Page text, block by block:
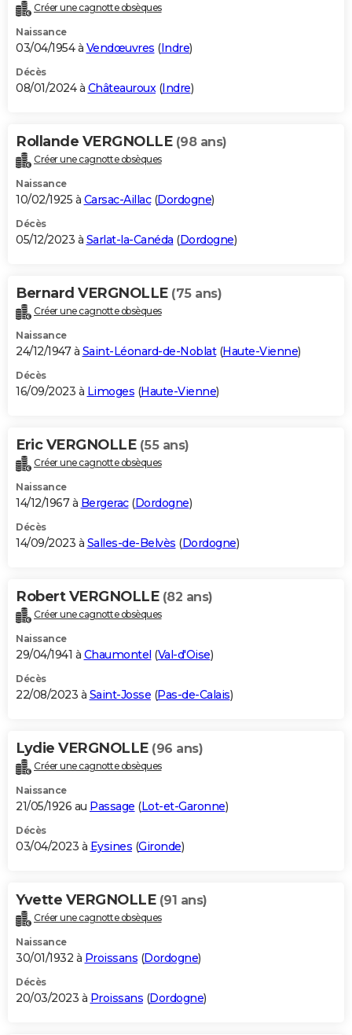
Créer une cagnotte obsèques
Naissance
03/04/1954 à Vendœuvres (Indre)
Décès
08/01/2024 à Châteauroux(Indre)
Rollande VERGNOLLE (98 ans)
Créer une cagnotte obsèques
Naissance
10/02/1925 à Carsac-Aillac(Dordogne)
Décès
05/12/2023 à Sarlat-la-Canéda (Dordogne)
Bernard VERGNOLLE (75 ans)
Créer une cagnotte obsèques
Naissance
24/12/1947 à Saint-Léonard-de-Noblat(Haute-Vienne)
Décès
16/09/2023 à Limoges (Haute-Vienne)
Eric VERGNOLLE (55 ans)
Créer une cagnotte obsèques
Naissance
14/12/1967 à Bergerac(Dordogne)
Décès
14/09/2023 à Salles-de-Belvès (Dordogne)
Robert VERGNOLLE (82 ans)
Créer une cagnotte obsèques
Naissance
29/04/1941 à Chaumontel (Val-d'Oise)
Décès
22/08/2023 à Saint-Josse (Pas-de-Calais)
Lydie VERGNOLLE (96 ans)
Créer une cagnotte obsèques
Naissance
21/05/1926 au Passage (Lot-et-Garonne)
Décès
03/04/2023 à Eysines (Gironde)
Yvette VERGNOLLE (91 ans)
Créer une cagnotte obsèques
Naissance
30/01/1932 à Proissans (Dordogne)
Décès
20/03/2023 à Proissans (Dordogne)